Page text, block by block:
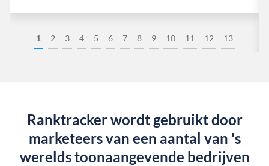
1 2 3 4 5 6 7 8 9 10 11 12 13
Ranktracker wordt gebruikt door
marketeers van een aantal van 's
werelds toonaangevende bedrijven